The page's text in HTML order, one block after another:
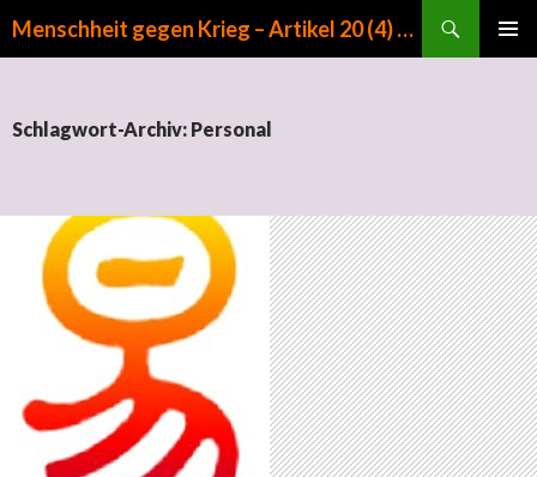
Menschheit gegen Krieg – Artikel 20 (4) GG
Schlagwort-Archiv: Personal